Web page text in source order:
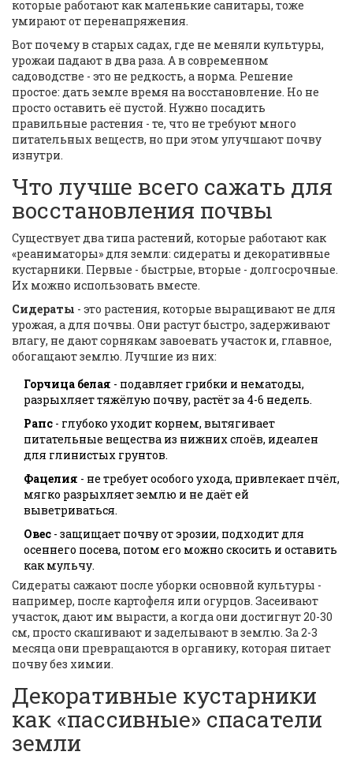
которые работают как маленькие санитары, тоже
умирают от перенапряжения.
Вот почему в старых садах, где не меняли культуры,
урожаи падают в два раза. А в современном
садоводстве - это не редкость, а норма. Решение
простое: дать земле время на восстановление. Но не
просто оставить её пустой. Нужно посадить
правильные растения - те, что не требуют много
питательных веществ, но при этом улучшают почву
изнутри.
Что лучше всего сажать для
восстановления почвы
Существует два типа растений, которые работают как
«реаниматоры» для земли: сидераты и декоративные
кустарники. Первые - быстрые, вторые - долгосрочные.
Их можно использовать вместе.
Сидераты - это растения, которые выращивают не для
урожая, а для почвы. Они растут быстро, задерживают
влагу, не дают сорнякам завоевать участок и, главное,
обогащают землю. Лучшие из них:
Горчица белая - подавляет грибки и нематоды,
разрыхляет тяжёлую почву, растёт за 4-6 недель.
Рапс - глубоко уходит корнем, вытягивает
питательные вещества из нижних слоёв, идеален
для глинистых грунтов.
Фацелия - не требует особого ухода, привлекает пчёл,
мягко разрыхляет землю и не даёт ей
выветриваться.
Овес - защищает почву от эрозии, подходит для
осеннего посева, потом его можно скосить и оставить
как мульчу.
Сидераты сажают после уборки основной культуры -
например, после картофеля или огурцов. Засеивают
участок, дают им вырасти, а когда они достигнут 20-30
см, просто скашивают и заделывают в землю. За 2-3
месяца они превращаются в органику, которая питает
почву без химии.
Декоративные кустарники
как «пассивные» спасатели
земли